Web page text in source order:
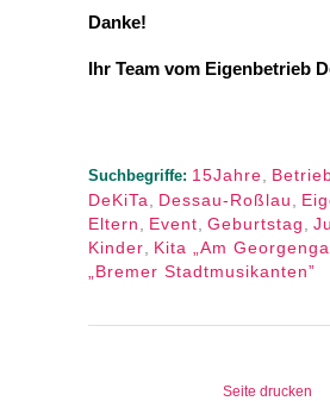
Danke!
Ihr Team vom Eigenbetrieb
Suchbegriffe: 15Jahre
DeKiTa
Dessau-Roßlau
Eltern
Event Geburtstag
Kinder
Kita „Am
„Bremer Stadtmusikanten”
Seite drucken